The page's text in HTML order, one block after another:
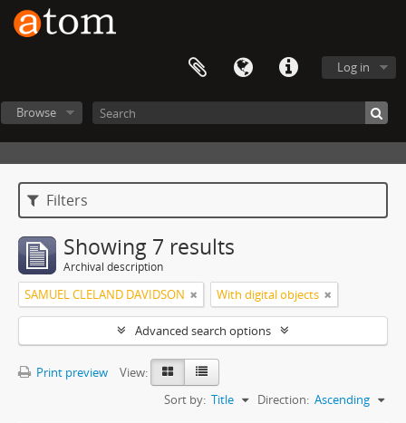
Log in
Browse
Filters
Showing 7 results
Archival description
SAMUEL CLELAND DAVIDSON With digital objects
Advanced search options
Print preview
View:
Sort by: Title Direction: Ascending